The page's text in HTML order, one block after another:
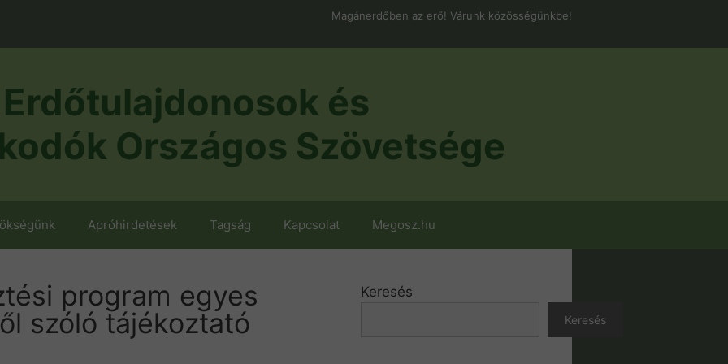
Magánerdőben az erő! Várunk közösségünkbe!
és
Országos Szövetsége
Apróhirdetések Tagság Kapcsolat Megosz.hu
program egyes
szóló tájékoztató
Keresés
Keresés